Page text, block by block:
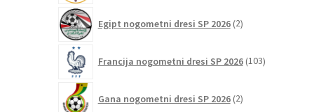
Egipt nogometni dresi SP 2026 2izdelka
Francija nogometni dresi SP 2026 103izdelki
Gana nogometni dresi SP 2026 2izdelka